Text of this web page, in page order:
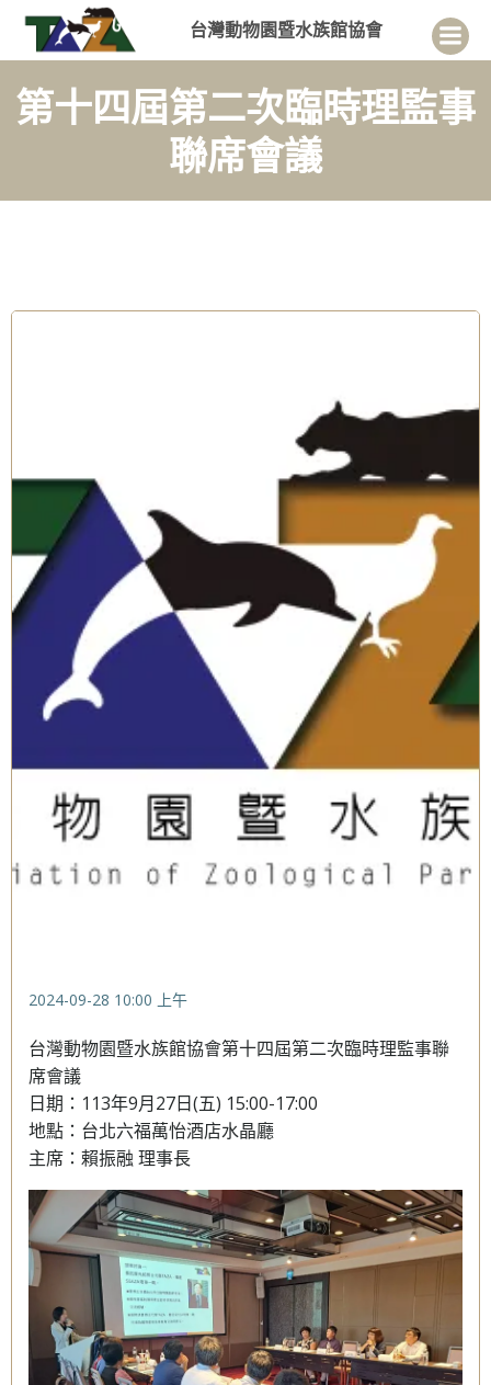
to
content
台灣動物園暨水族館協會
第十四屆第二次臨時理監事
聯席會議
2024-09-28 10:00 上午
台灣動物園暨水族館協會第十四屆第二次臨時理監事聯
席會議
日期：113年9月27日(五) 15:00-17:00
地點：台北六福萬怡酒店水晶廳
主席：賴振融 理事長